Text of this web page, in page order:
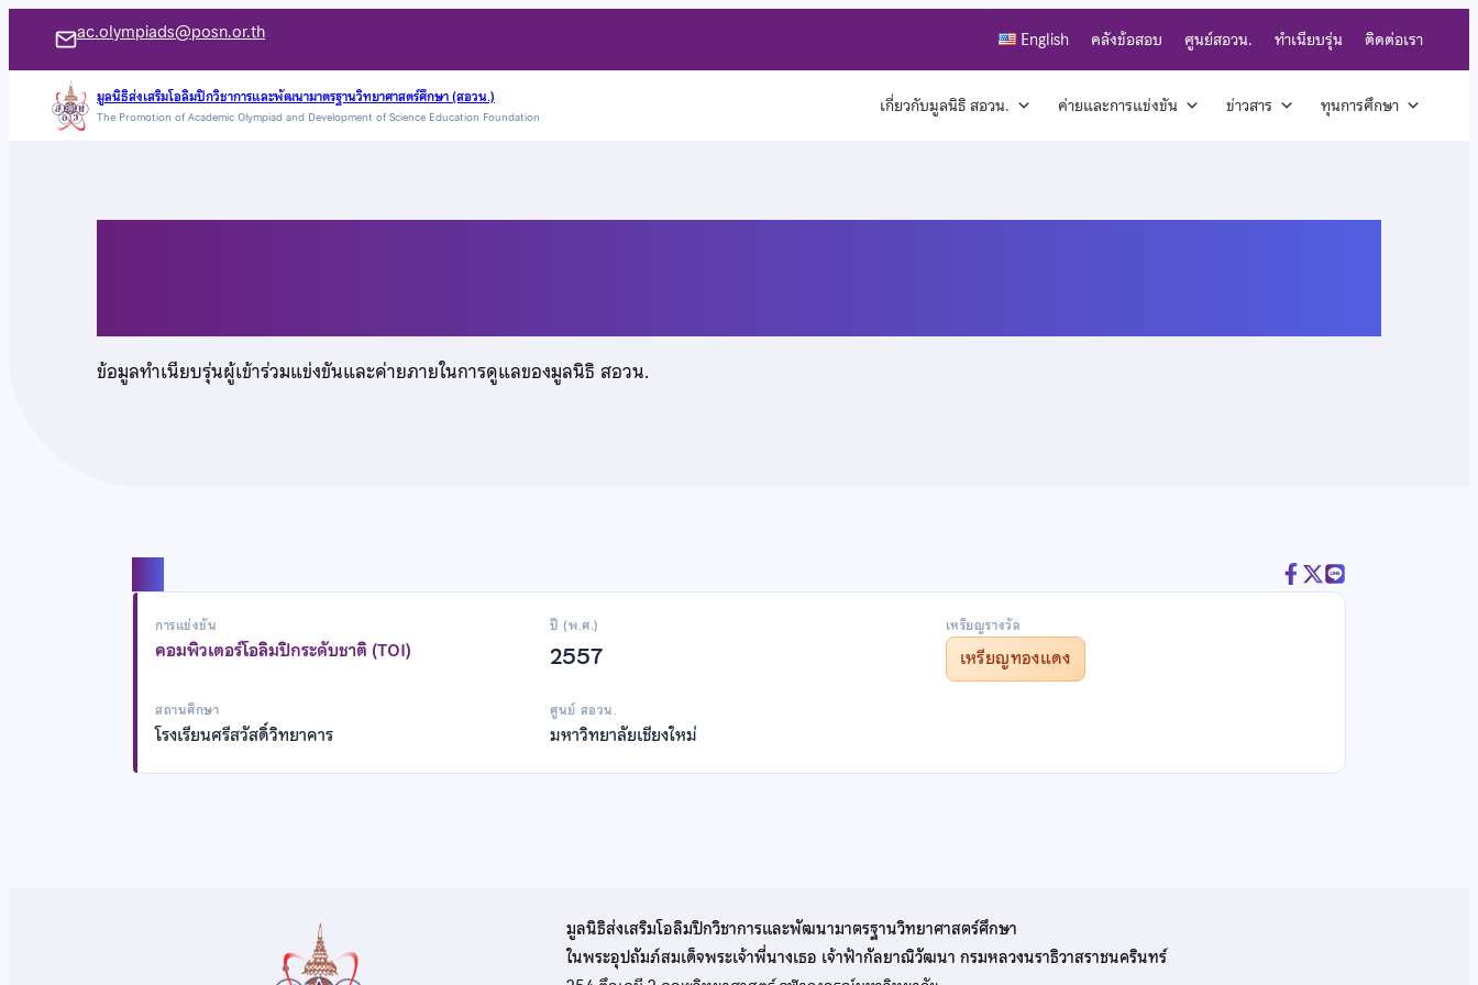
เนื้อหา
ac.olympiads@posn.or.th English คลังข้อสอบ ศูนย์สอวน. ทำเนียบรุ่น ติดต่อเรา
มูลนิธิส่งเสริมโอลิมปิกวิชาการและพัฒนามาตรฐานวิทยาศาสตร์ศึกษา (สอวน.)
The Promotion of Academic Olympiad and Development of Science Education Foundation เกี่ยวกับมูลนิธิ สอวน. ค่ายและการแข่งขัน ข่าวสาร ทุนการศึกษา
ข้อมูลทำเนียบรุ่นผู้เข้าร่วมแข่งขันและค่ายภายในการดูแลของมูลนิธิ สอวน.
การแข่งขัน
คอมพิวเตอร์โอลิมปิกระดับชาติ (TOI)
ปี (พ.ศ.)
2557
เหรียญรางวัล
เหรียญทองแดง
สถานศึกษา
โรงเรียนศรีสวัสดิ์วิทยาคาร
ศูนย์ สอวน.
มหาวิทยาลัยเชียงใหม่
มูลนิธิส่งเสริมโอลิมปิกวิชาการและพัฒนามาตรฐานวิทยาศาสตร์ศึกษา
ในพระอุปถัมภ์สมเด็จพระเจ้าพี่นางเธอ เจ้าฟ้ากัลยาณิวัฒนา กรมหลวงนราธิวาสราชนครินทร์